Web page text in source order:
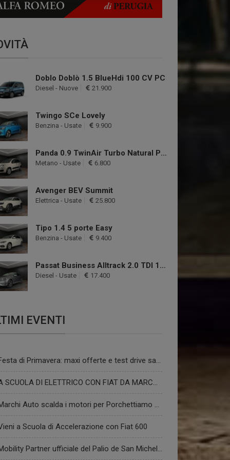
Doblo Doblò 1.5 BlueHdi 100 CV PC
Diesel - Nuove 21.900
Twingo SCe Lovely
Benzina - Usate 9.900
Panda 0.9 TwinAir Turbo Natural Power Easy
Metano - Usate 6.800
Avenger BEV Summit
Elettrica - Usate 25.800
Tipo 1.4 5 porte Easy
Benzina - Usate 9.400
Passat Business Alltrack 2.0 TDI 190 CV 4MOTION DSG Exec.
Diesel - Usate 17.400
EVENTI
di Primavera: maxi offerte e test drive sabato 21 marzo
SCUOLA DI ELETTRICO CON FIAT DA MARCHI AUTO
Auto scalda i motori per Porchettiamo 2025!
a Scuola di Accelerazione con Fiat 600
Partner ufficiale del Palio de San Michele 2024